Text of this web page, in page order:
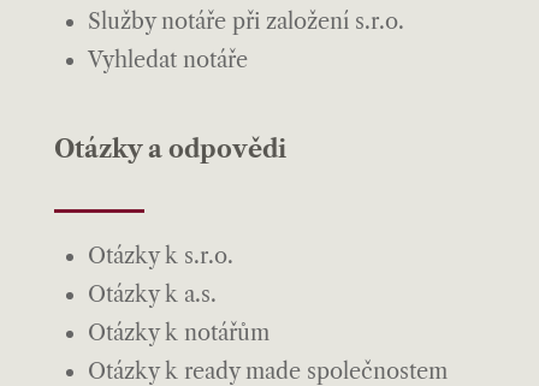
Služby notáře při založení s.r.o.
Vyhledat notáře
Otázky a odpovědi
Otázky k s.r.o.
Otázky k a.s.
Otázky k notářům
Otázky k ready made společnostem